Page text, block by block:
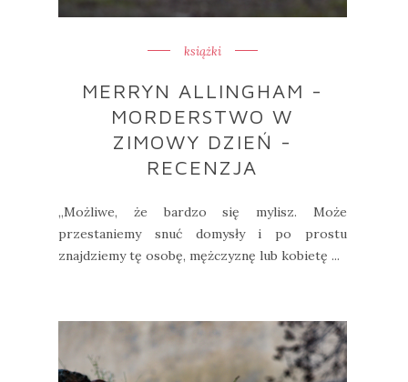
książki
MERRYN ALLINGHAM -
MORDERSTWO W
ZIMOWY DZIEŃ -
RECENZJA
„Możliwe, że bardzo się mylisz. Może
przestaniemy snuć domysły i po prostu
znajdziemy tę osobę, mężczyznę lub kobietę ...